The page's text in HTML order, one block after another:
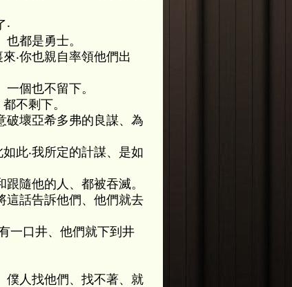
‧
都是勇士。
‧你也親自率領他們出
個也不留下。
不剩下。
破壞亞希多弗的良謀、為
此‧我所定的計謀、是如
隨他的人、都被吞滅。
這話告訴他們、他們就去
一口井、他們就下到井
僕人找他們、找不著、就